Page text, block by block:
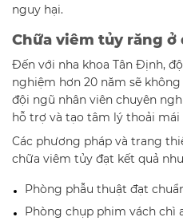
nguy hại.
Chữa viêm tủy răng ở
Đến với nha khoa Tân Định,
nghiệm hơn 20 năm sẽ
đội ngũ nhân viên chuyên
hỗ trợ và tạo tâm lý thoải mái
Các phương pháp và trang
chữa viêm tủy đạt kết quả
Phòng phẫu thuật đạt
Phòng chụp phim vách chì